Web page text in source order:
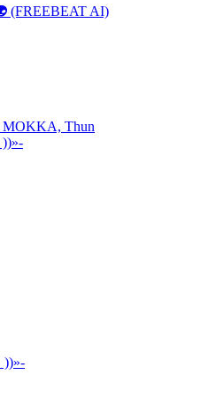
(FREEBEAT AI)
MOKKA, Thun
))»-